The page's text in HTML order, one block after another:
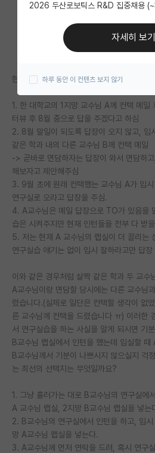
미국 유학 게시판
미국 대학원 합격 후기 게시판
대학원 합격 후기 게시판
연구실(PI) 홍보 게시판
석박사 채용 정보 게시판
임용 정보 게시판
학부 인턴 게시판
취업 게시판
임용 후기 게시판
PI 전용 게시판
인문사회 계열 게시판
특수/전문대학원 게시판
반도체/AI 게시판
장학금/장학생 게시판
학술 정보 게시판
홍보 게시판
커리어
유학교육
현재 spk를 진학하기 위해 컨택 준비중이었
1. 한 대학교의 1지망 교수님 A께 컨택 메
터뷰 후 8월 중으로 답을 주겠다고 하심
2. 8월 말일이 되도록 답장이 오지 않고, 입
같은 학과 내의 다른 교수님 B께 컨택 메일
-> 곧바로 면담하자는 답장이 와서 면담하
해보자고 제안해주심
3. 9월 초에 원래 컨택했는 교수님 A가 입시
연구실로 오라고 답장을 주심.
4. A교수님은 메일 답장으로 TO가 있음을
습은 시켜주지만 현재 인턴들을 전부 다 받
5. 저는 현재 A 교수님의 랩실이 더 끌리는
연구실습 얘기는 없이 입시 잘하라고만 답장
이와 같은 경우처럼 살짝 같은 학과 두 교수
A교수님이랑 면담할 당시에는 다른 교수님
렸습니다.(실제로 일단은 컨택할 생각이 없
른 교수님께 컨택을 드렸습니다 ㅠ) 이러한
서 연구실습을 하는 사실을 알게 되시면 기
B교수님 랩실에서 인턴을 했는데 입실할 때
B교수님께서 기분이 나쁘시지 않으실지 걱
는 최선의 선택지는 무엇일까요?
1. 그냥 흘러가는 대로 B교수님의 연구실에
A 교수님 랩실, 2지망 B교수님 랩실을 넣는
2. B교수님의 연구실에서 인턴을 하고, 입
망 A교수님 랩실을 넣는다.
3. A교수님께 먼저 연락을 드려, 혹시 연구
2026 두산로보틱스 R&D 집중채용
자세히 보기
하루 동안 이 컨텐츠 보지 않기